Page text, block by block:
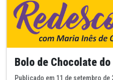
Bolo de Chocolate
Publicado em 11 de setembro de